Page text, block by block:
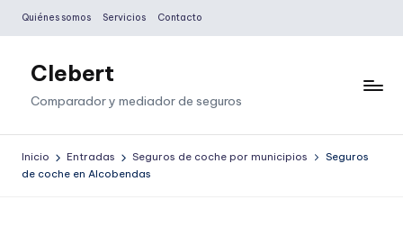
Saltar
contenido
Quiénes somos Servicios Contacto
Clebert
Comparador y mediador de seguros
Inicio Entradas Seguros de coche por municipios
Seguros
de coche en Alcobendas